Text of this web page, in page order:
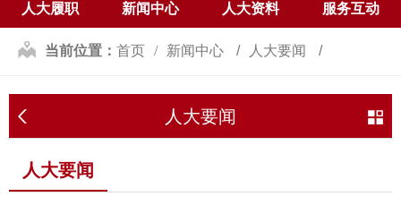
人大履职 新闻中心 人大资料 服务互动
当前位置： 首页 新闻中心 人大要闻
人大要闻
人大要闻